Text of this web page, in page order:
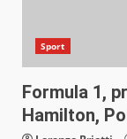
Sport
Formula 1,
Hamilton,